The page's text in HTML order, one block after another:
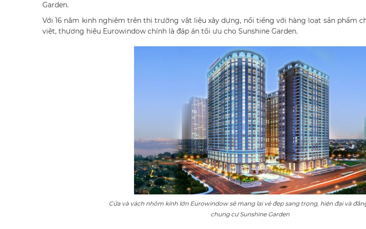
Garden.
Với 16 năm kinh nghiệm trên thị trường vật liệu xây dựng, nổi tiếng với hàng loạt sản phẩm
việt, thương hiệu Eurowindow chính là đáp án tối ưu cho Sunshine Garden.
Cửa và vách nhôm kính lớn Eurowindow sẽ mang lại vẻ đẹp sang trọng, hiện đại và
chung cư Sunshine Garden